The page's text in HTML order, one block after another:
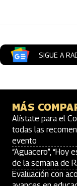
SIGUE A
MÁS
Alístate para el
todas las
evento
“Aguacero”, “Hoy
de la semana de
Evaluación con